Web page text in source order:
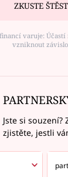
ZKUSTE
varuje: Účastí
vzniknout
Jste si souzení?
zjistěte, jestli